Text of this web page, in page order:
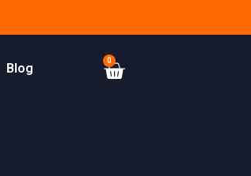
Blog
0